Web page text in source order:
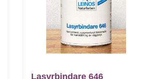
Lasyrbindare 646